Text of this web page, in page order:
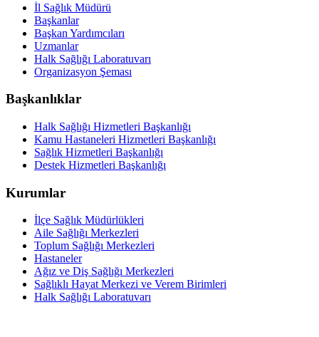
İl Sağlık Müdürü
Başkanlar
Başkan Yardımcıları
Uzmanlar
Halk Sağlığı Laboratuvarı
Organizasyon Şeması
Başkanlıklar
Halk Sağlığı Hizmetleri Başkanlığı
Kamu Hastaneleri Hizmetleri Başkanlığı
Sağlık Hizmetleri Başkanlığı
Destek Hizmetleri Başkanlığı
Kurumlar
İlçe Sağlık Müdürlükleri
Aile Sağlığı Merkezleri
Toplum Sağlığı Merkezleri
Hastaneler
Ağız ve Diş Sağlığı Merkezleri
Sağlıklı Hayat Merkezi ve Verem Birimleri
Halk Sağlığı Laboratuvarı